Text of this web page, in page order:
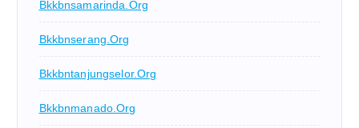
Bkkbnsamarinda.org
Bkkbnserang.org
Bkkbntanjungselor.org
Bkkbnmanado.org